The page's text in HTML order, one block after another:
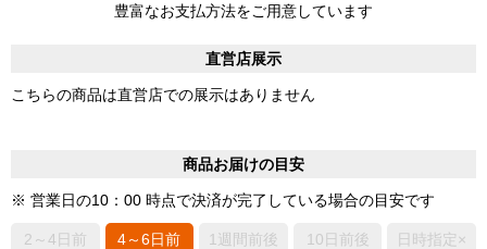
豊富なお支払方法をご用意しています
直営店展示
こちらの商品は直営店での展示はありません
商品お届けの目安
※ 営業日の10：00 時点で決済が完了している場合の目安です
2～4日前
4～6日前
1週間前後 10日前後 日時指定×